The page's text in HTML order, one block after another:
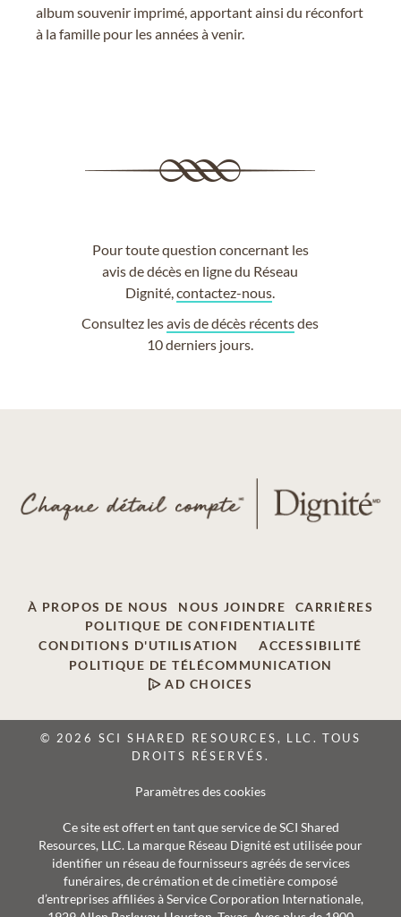
album souvenir imprimé, apportant ainsi du réconfort
à la famille pour les années à venir.
Pour toute question concernant les
avis de décès en ligne du Réseau
Dignité,contactez-nous
Consultez lesavis de décès récentsdes
10 derniers jours.
À PROPOS DE NOUS NOUS JOINDRE
CARRIÈRES
POLITIQUE DE CONFIDENTIALITÉ
CONDITIONS D'UTILISATION
ACCESSIBILITÉ
POLITIQUE DE TÉLÉCOMMUNICATION
AD CHOICES
© 2026 SCI SHARED RESOURCES, LLC. TOUS
DROITS RÉSERVÉS.
Paramètres des cookies
Ce site est offert en tant que service de SCI Shared
Resources, LLC. La marque Réseau Dignité est utilisée pour
identifier un réseau de fournisseurs agréés de services
funéraires, de crémation et de cimetière composé
d’entreprises affiliées à Service Corporation Internationale,